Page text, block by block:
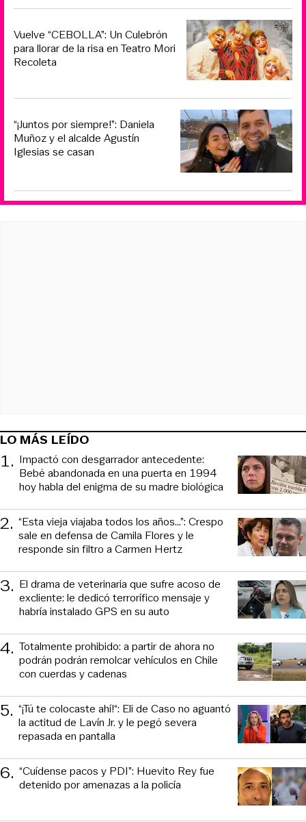
Vuelve “CEBOLLA”: Un Culebrón
para llorar de la risa en Teatro Mori
Recoleta
“¡Juntos por siempre!”: Daniela
Muñoz y el alcalde Agustín
Iglesias se casan
LO MÁS LEÍDO
1. Impactó con desgarrador antecedente:
Bebé abandonada en una puerta en 1994
hoy habla del enigma de su madre biológica
2. “Esta vieja viajaba todos los años...”: Crespo
sale en defensa de Camila Flores y le
responde sin filtro a Carmen Hertz
3. El drama de veterinaria que sufre acoso de
excliente: le dedicó terrorífico mensaje y
habría instalado GPS en su auto
4. Totalmente prohibido: a partir de ahora no
podrán podrán remolcar vehículos en Chile
con cuerdas y cadenas
5. “¡Tú te colocaste ahí!“: Eli de Caso no aguantó
la actitud de Lavín Jr. y le pegó severa
repasada en pantalla
6. “Cuídense pacos y PDI”: Huevito Rey fue
detenido por amenazas a la policía